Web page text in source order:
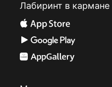
Лабиринт в кармане